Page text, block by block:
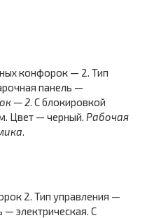
конфорок — 2. Тип
панель —
— 2. С блокировкой
Цвет — черный. Рабочая
.
2. Тип управления —
— электрическая. С